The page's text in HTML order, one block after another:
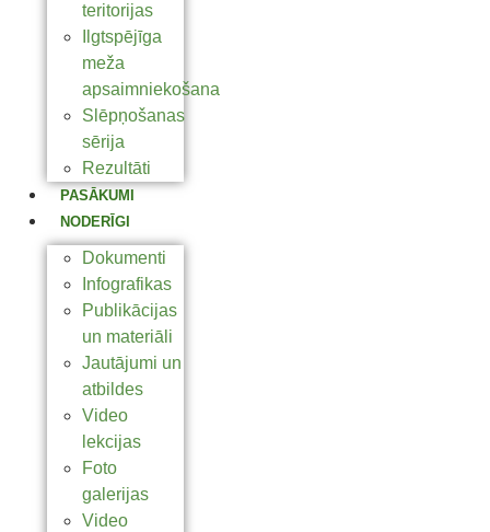
teritorijas
Ilgtspējīga
meža
apsaimniekošana
Slēpņošanas
sērija
Rezultāti
PASĀKUMI
NODERĪGI
Dokumenti
Infografikas
Publikācijas
un materiāli
Jautājumi un
atbildes
Video
lekcijas
Foto
galerijas
Video